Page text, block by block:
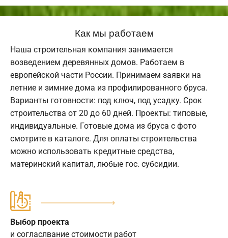
Как мы работаем
Наша строительная компания занимается
возведением деревянных домов. Работаем в
европейской части России. Принимаем заявки на
летние и зимние дома из профилированного бруса.
Варианты готовности: под ключ, под усадку. Срок
строительства от 20 до 60 дней. Проекты: типовые,
индивидуальные. Готовые дома из бруса с фото
смотрите в каталоге. Для оплаты строительства
можно использовать кредитные средства,
материнский капитал, любые гос. субсидии.
Выбор проекта
и согласлвание стоимости работ